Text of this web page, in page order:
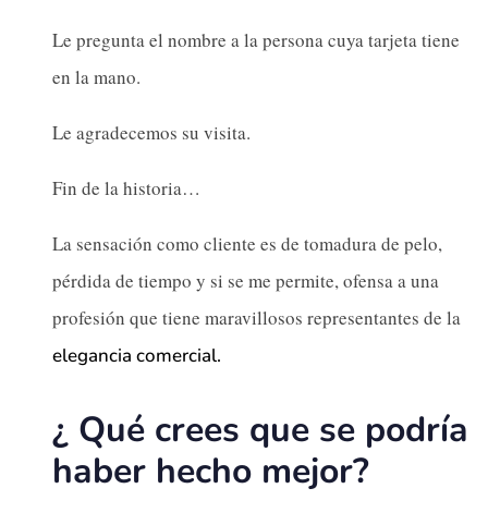
Le pregunta el nombre a la persona cuya tarjeta tiene
en la mano.
Le agradecemos su visita.
Fin de la historia…
La sensación como cliente es de tomadura de pelo,
pérdida de tiempo y si se me permite, ofensa a una
profesión que tiene maravillosos representantes de la
elegancia comercial.
¿ Qué crees que se podría
haber hecho mejor?